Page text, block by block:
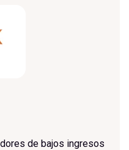
de bajos ingresos